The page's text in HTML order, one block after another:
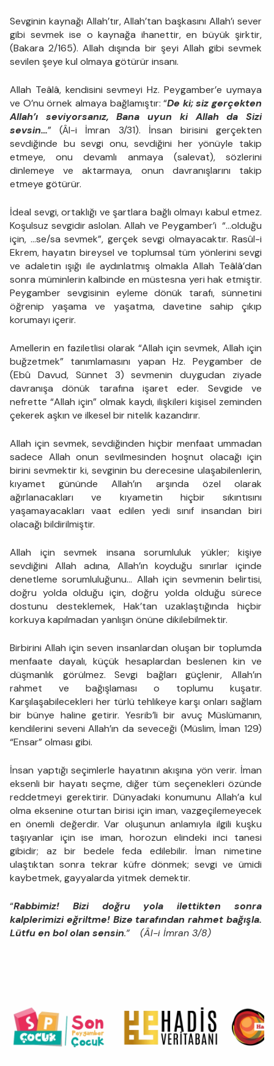
Sevginin kaynağı Allah’tır, Allah’tan başkasını Allah’ı sever
gibi sevmek ise o kaynağa ihanettir, en büyük şirktir,
(Bakara 2/165). Allah dışında bir şeyi Allah gibi sevmek
sevilen şeye kul olmaya götürür insanı.
Allah Teâlâ, kendisini sevmeyi Hz. Peygamber’e uymaya
ve O’nu örnek almaya bağlamıştır: “De ki; siz gerçekten
Allah’ı seviyorsanız, Bana uyun ki Allah da Sizi
sevsin…” (Âl-i İmran 3/31). İnsan birisini gerçekten
sevdiğinde bu sevgi onu, sevdiğini her yönüyle takip
etmeye, onu devamlı anmaya (salevat), sözlerini
dinlemeye ve aktarmaya, onun davranışlarını takip
etmeye götürür.
İdeal sevgi, ortaklığı ve şartlara bağlı olmayı kabul etmez.
Koşulsuz sevgidir aslolan. Allah ve Peygamber’i “…olduğu
için, …se/sa sevmek”, gerçek sevgi olmayacaktır. Rasûl-i
Ekrem, hayatın bireysel ve toplumsal tüm yönlerini sevgi
ve adaletin ışığı ile aydınlatmış olmakla Allah Teâlâ’dan
sonra müminlerin kalbinde en müstesna yeri hak etmiştir.
Peygamber sevgisinin eyleme dönük tarafı, sünnetini
öğrenip yaşama ve yaşatma, davetine sahip çıkıp
korumayı içerir.
Amellerin en faziletlisi olarak “Allah için sevmek, Allah için
buğzetmek” tanımlamasını yapan Hz. Peygamber de
(Ebû Davud, Sünnet 3) sevmenin duygudan ziyade
davranışa dönük tarafına işaret eder. Sevgide ve
nefrette “Allah için” olmak kaydı, ilişkileri kişisel zeminden
çekerek aşkın ve ilkesel bir nitelik kazandırır.
Allah için sevmek, sevdiğinden hiçbir menfaat ummadan
sadece Allah onun sevilmesinden hoşnut olacağı için
birini sevmektir ki, sevginin bu derecesine ulaşabilenlerin,
kıyamet gününde Allah’ın arşında özel olarak
ağırlanacakları ve kıyametin hiçbir sıkıntısını
yaşamayacakları vaat edilen yedi sınıf insandan biri
olacağı bildirilmiştir.
Allah için sevmek insana sorumluluk yükler; kişiye
sevdiğini Allah adına, Allah’ın koyduğu sınırlar içinde
denetleme sorumluluğunu… Allah için sevmenin belirtisi,
doğru yolda olduğu için, doğru yolda olduğu sürece
dostunu desteklemek, Hak’tan uzaklaştığında hiçbir
korkuya kapılmadan yanlışın önüne dikilebilmektir.
Birbirini Allah için seven insanlardan oluşan bir toplumda
menfaate dayalı, küçük hesaplardan beslenen kin ve
düşmanlık görülmez. Sevgi bağları güçlenir, Allah’ın
rahmet ve bağışlaması o toplumu kuşatır.
Karşılaşabilecekleri her türlü tehlikeye karşı onları sağlam
bir bünye haline getirir. Yesrib’li bir avuç Müslümanın,
kendilerini seveni Allah’ın da seveceği (Müslim, İman 129)
“Ensar” olması gibi.
İnsan yaptığı seçimlerle hayatının akışına yön verir. İman
eksenli bir hayatı seçme, diğer tüm seçenekleri özünde
reddetmeyi gerektirir. Dünyadaki konumunu Allah’a kul
olma eksenine oturtan birisi için iman, vazgeçilemeyecek
en önemli değerdir. Var oluşunun anlamıyla ilgili kuşku
taşıyanlar için ise iman, horozun elindeki inci tanesi
gibidir; az bir bedele feda edilebilir. İman nimetine
ulaştıktan sonra tekrar küfre dönmek; sevgi ve ümidi
kaybetmek, gayyalarda yitmek demektir.
“Rabbimiz! Bizi doğru yola ilettikten sonra
kalplerimizi eğriltme! Bize tarafından rahmet bağışla.
Lütfu en bol olan sensin.” (Âl-i İmran 3/8)